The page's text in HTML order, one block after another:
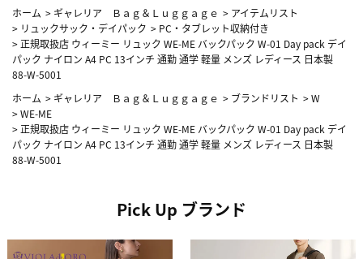
ホーム > ギャレリア Ｂａｇ＆Ｌｕｇｇａｇｅ > アイテムリスト
> リュックサック・デイパック > PC・タブレット収納付き
> 正規取扱店 ウィーミー リュック WE-ME バックパック W-01 Day pack デイ
パック ナイロン A4 PC 13インチ 通勤 通学 軽量 メンズ レディース 日本製
88-W-5001
ホーム > ギャレリア Ｂａｇ＆Ｌｕｇｇａｇｅ > ブランドリスト >W
>WE-ME
> 正規取扱店 ウィーミー リュック WE-ME バックパック W-01 Day pack デイ
パック ナイロン A4 PC 13インチ 通勤 通学 軽量 メンズ レディース 日本製
88-W-5001
Pick Up ブランド